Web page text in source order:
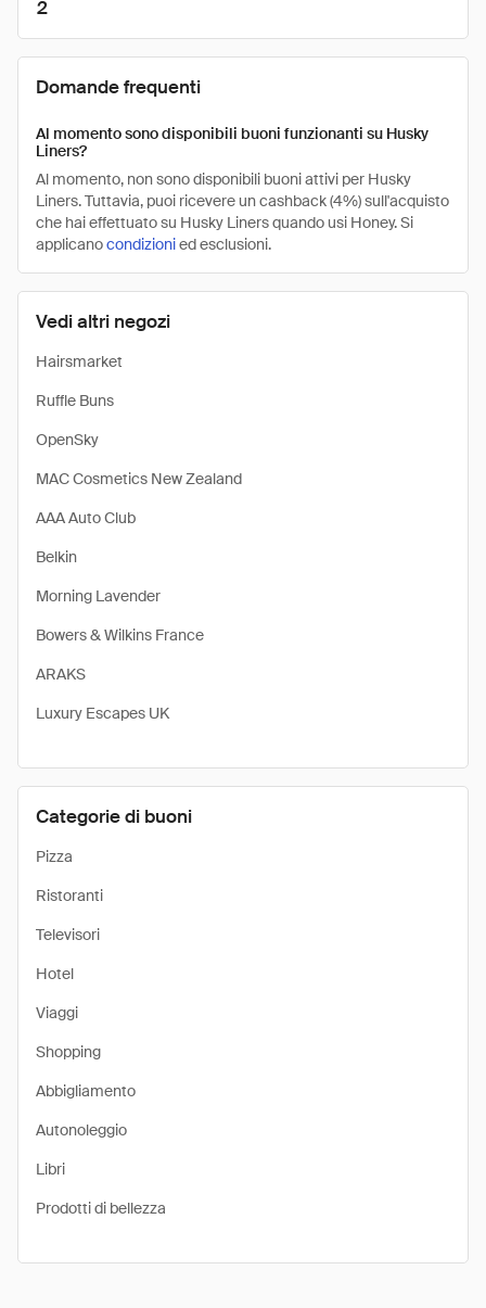
Vedi altri negozi
Hairsmarket
Ruffle Buns
OpenSky
MAC Cosmetics New Zealand
AAA Auto Club
Belkin
Morning Lavender
Bowers & Wilkins France
ARAKS
Luxury Escapes UK
Categorie di buoni
Pizza
Ristoranti
Televisori
Hotel
Viaggi
Shopping
Abbigliamento
Autonoleggio
Libri
Prodotti di bellezza
2
Domande frequenti
Al momento sono disponibili buoni funzionanti su Husky
Liners?
Al momento, non sono disponibili buoni attivi per Husky
Liners. Tuttavia, puoi ricevere un cashback (4%) sull'acquisto
che hai effettuato su Husky Liners quando usi Honey. Si
applicanocondizionied esclusioni.